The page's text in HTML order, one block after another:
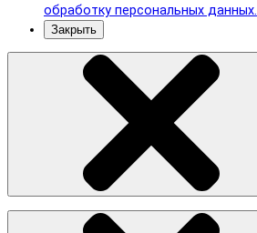
обработку персональных данных.
Закрыть